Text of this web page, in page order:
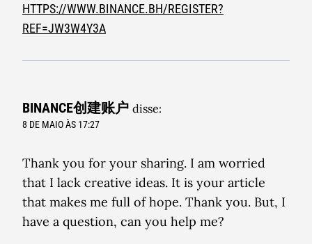
HTTPS://WWW.BINANCE.BH/REGISTER?
REF=JW3W4Y3A
BINANCE创建账户 disse:
8 DE MAIO ÀS 17:27
Thank you for your sharing. I am worried
that I lack creative ideas. It is your article
that makes me full of hope. Thank you. But, I
have a question, can you help me?